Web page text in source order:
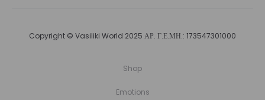
Copyright © Vasiliki World 2025 ΑΡ. Γ.Ε.ΜΗ.: 173547301000
Shop
Emotions